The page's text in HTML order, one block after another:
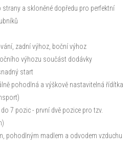
a skloněné dopředu pro perfektní
zadní výhoz, boční výhoz
výhozu součást dodávky
start
pohodlná a výškově nastavitelná řídítka
7 pozic - první dvě pozice pro tzv.
pohodlným madlem a odvodem vzduchu